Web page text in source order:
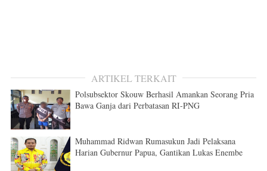
ARTIKEL TERKAIT
Polsubsektor Skouw Berhasil Amankan Seorang Pria
Bawa Ganja dari Perbatasan RI-PNG
Muhammad Ridwan Rumasukun Jadi Pelaksana
Harian Gubernur Papua, Gantikan Lukas Enembe